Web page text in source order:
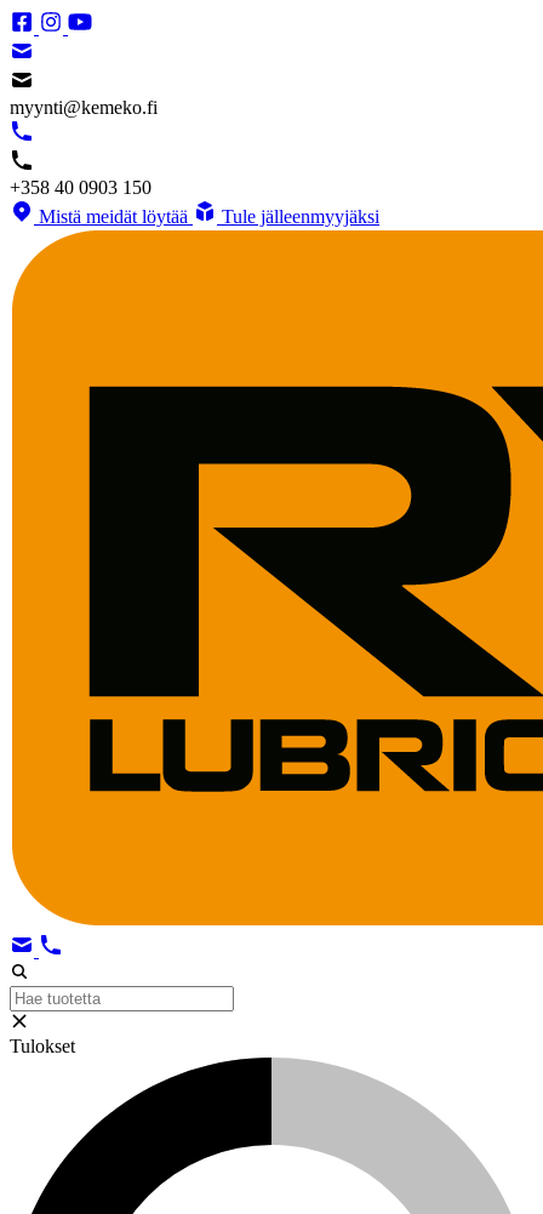
myynti@kemeko.fi
+358 40 0903 150
Mistä meidät löytää
Tule jälleenmyyjäksi
Tulokset